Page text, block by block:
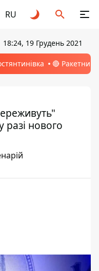
RU
18:24, 19 Грудень 2021
🔴 Ракетний
разі нового